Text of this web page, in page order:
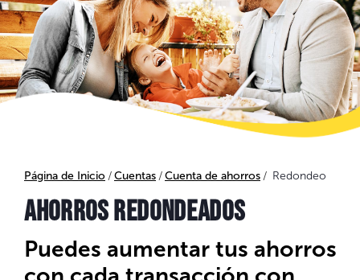
Página de Inicio Cuentas Cuenta de ahorros Redondeo
AHORROS REDONDEADOS
Puedes aumentar tus ahorros